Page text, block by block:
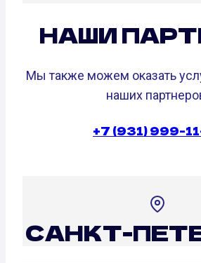
НАШИ
Мы также можем оказать
наших
+7 (931) 999-
САНКТ-